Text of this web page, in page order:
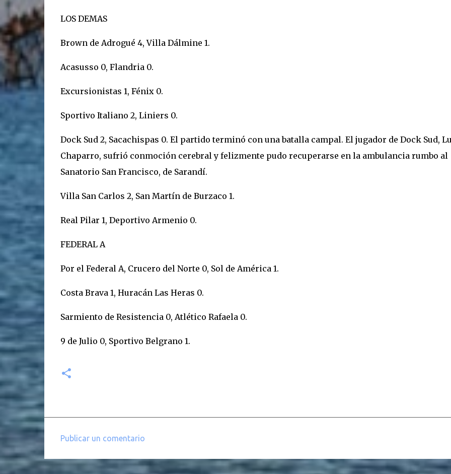
LOS DEMAS
Brown de Adrogué 4, Villa Dálmine 1.
Acasusso 0, Flandria 0.
Excursionistas 1, Fénix 0.
Sportivo Italiano 2, Liniers 0.
Dock Sud 2, Sacachispas 0. El partido terminó con una batalla campal. El jugador de Dock Sud,
Chaparro, sufrió conmoción cerebral y felizmente pudo recuperarse en la ambulancia rumbo al
Sanatorio San Francisco, de Sarandí.
Villa San Carlos 2, San Martín de Burzaco 1.
Real Pilar 1, Deportivo Armenio 0.
FEDERAL A
Por el Federal A, Crucero del Norte 0, Sol de América 1.
Costa Brava 1, Huracán Las Heras 0.
Sarmiento de Resistencia 0, Atlético Rafaela 0.
9 de Julio 0, Sportivo Belgrano 1.
o
Publicar un comentario